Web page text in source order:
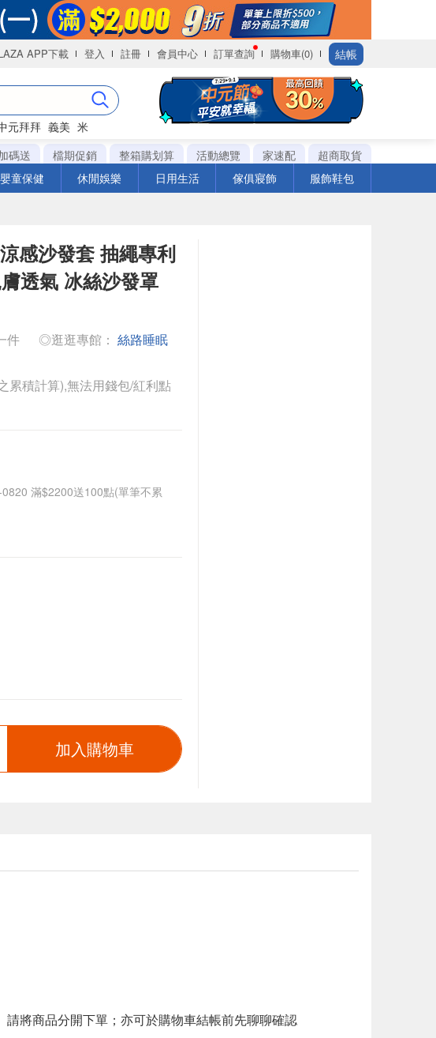
APP下載 登入 註冊 會員中心 訂單查詢 購物車(0) 結帳
元拜拜 義美 米
碼送 檔期促銷 整箱購划算 活動總覽 家速配
超商取貨
嬰童保健 休閒娛樂 日用生活 傢俱寢飾 服飾鞋包
感沙發套 抽繩專利
透氣 冰絲沙發罩
件 ◎逛逛專館： 絲路睡眠
累積計算),無法用錢包/紅利點
0820 滿$2200送100點(單筆不累
加入購物車
將商品分開下單；亦可於購物車結帳前先聊聊確認